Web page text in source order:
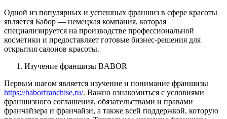
Одной из популярных и успешных франшиз в сфере красоты
является Бабор — немецкая компания, которая
специализируется на производстве профессиональной
косметики и предоставляет готовые бизнес-решения для
открытия салонов красоты.
Изучение франшизы BABOR
Первым шагом является изучение и понимание франшизы
https://baborfranchise.ru/. Важно ознакомиться с условиями
франшизного соглашения, обязательствами и правами
франчайзера и франчайзи, а также всей поддержкой, которую